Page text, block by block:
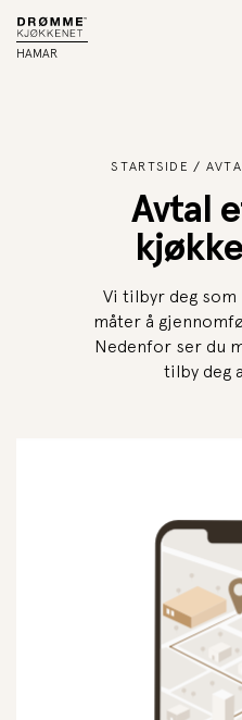
HAMAR
STARTSIDE
Avtal
Vi tilbyr deg
måter å
Nedenfor ser du
tilby deg